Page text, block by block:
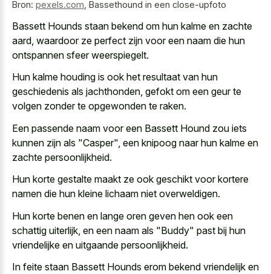
Bron: pexels.com Bassethound in een close-upfoto
Bassett Hounds staan bekend om hun kalme en zachte
aard, waardoor ze perfect zijn voor een naam die hun
ontspannen sfeer weerspiegelt.
Hun kalme houding is ook het resultaat van hun
geschiedenis als jachthonden, gefokt om een geur te
volgen zonder te opgewonden te raken.
Een passende naam voor een Bassett Hound zou iets
kunnen zijn als "Casper", een knipoog naar hun kalme en
zachte persoonlijkheid.
Hun korte gestalte maakt ze ook geschikt voorkortere
namen die hun kleine lichaam niet overweldigen.
Hun korte benen en lange oren geven hen ook een
schattig uiterlijk, en een naam als "Buddy" past bij hun
vriendelijke en uitgaande persoonlijkheid.
In feite staan Bassett Hounds erom bekend vriendelijk en